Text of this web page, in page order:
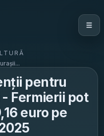
pentru
Fermierii pot
euro pe